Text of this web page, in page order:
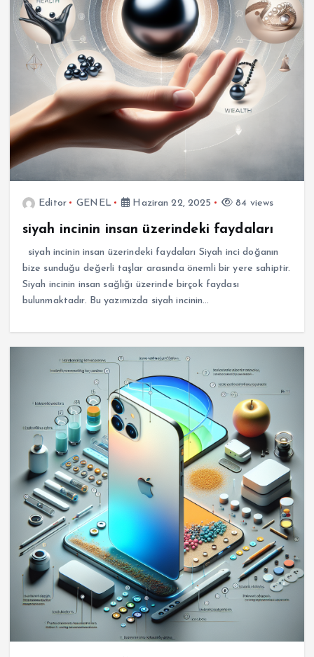
Editor GENEL Haziran 22, 2025 84 views
siyah incinin insan üzerindeki faydaları
siyah incinin insan üzerindeki faydaları Siyah inci doğanın
bize sunduğu değerli taşlar arasında önemli bir yere sahiptir.
Siyah incinin insan sağlığı üzerinde birçok faydası
bulunmaktadır. Bu yazımızda siyah incinin…